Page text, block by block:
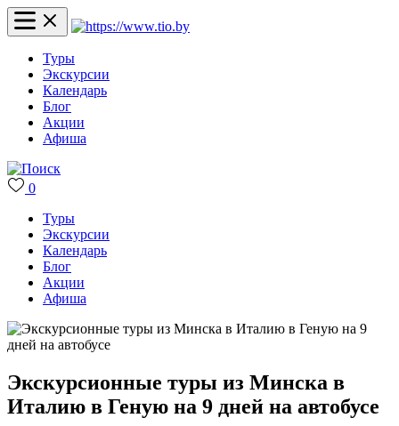
Туры
Экскурсии
Календарь
Блог
Акции
Афиша
0
Туры
Экскурсии
Календарь
Блог
Акции
Афиша
Экскурсионные туры из Минска в
Италию в Геную на 9 дней на автобусе